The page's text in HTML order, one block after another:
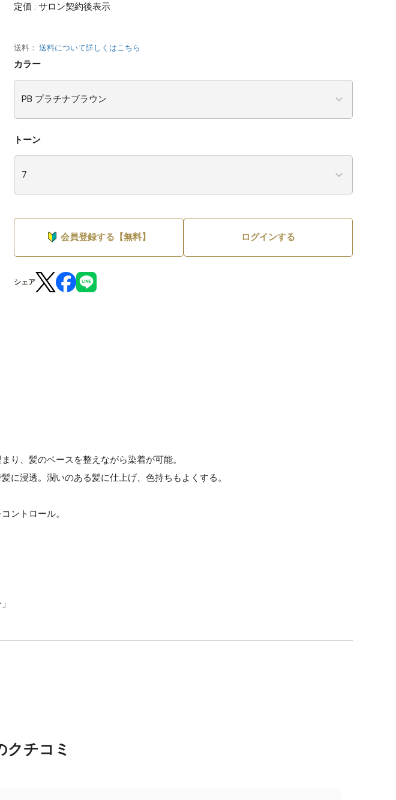
定価 : サロン契約後表示
送料： 送料について詳しくはこちら
カラー
トーン
会員登録する【無料】 ログインする
シェア
り、髪のベースを整えながら染着が可能。
に浸透。潤いのある髪に仕上げ、色持ちもよくする。
ントロール。
クチコミ